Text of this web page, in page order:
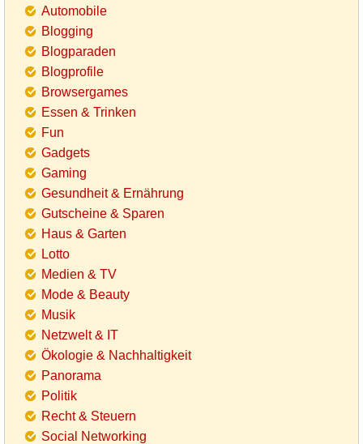
Automobile
Blogging
Blogparaden
Blogprofile
Browsergames
Essen & Trinken
Fun
Gadgets
Gaming
Gesundheit & Ernährung
Gutscheine & Sparen
Haus & Garten
Lotto
Medien & TV
Mode & Beauty
Musik
Netzwelt & IT
Ökologie & Nachhaltigkeit
Panorama
Politik
Recht & Steuern
Social Networking